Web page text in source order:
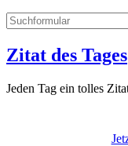
Zitat des Tages
Jeden Tag ein tolles